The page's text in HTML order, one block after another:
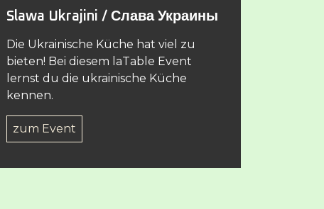
Slawa Ukrajini / Слава Украины
Die Ukrainische Küche hat viel zu
bieten! Bei diesem laTable Event
lernst du die ukrainische Küche
kennen.
zum Event